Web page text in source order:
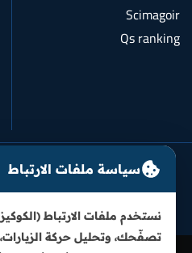
سياسة ملفات الارتباط
نستخدم ملفات الارتباط
تصفّحك، وتحليل حركة
Scimagoir
Qs ranking
سياسة الخصوصيةشروط
سياسة النزاهة